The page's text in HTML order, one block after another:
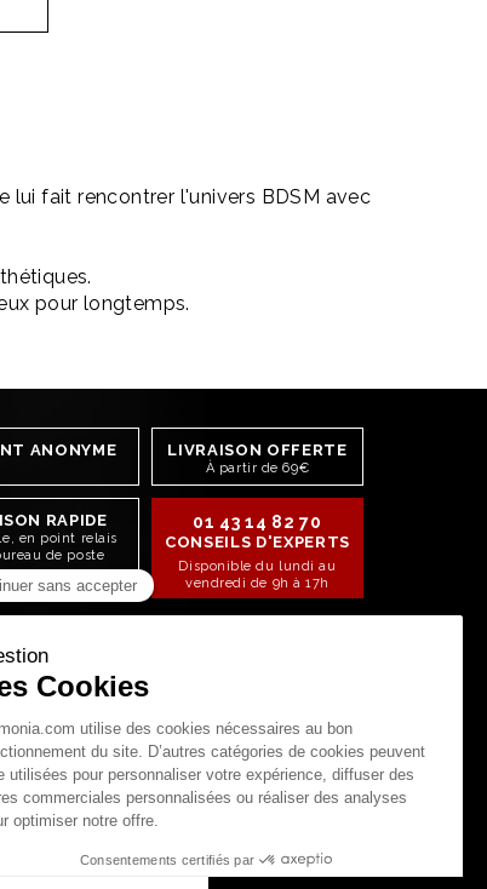
lui fait rencontrer l'univers BDSM avec
pour longtemps.
ANONYME LIVRAISON OFFERTE
À partir de 69€
RAPIDE
en point relais
de poste
01 43 14 82 70
CONSEILS D'EXPERTS
Disponible du lundi au
vendredi de 9h à 17h